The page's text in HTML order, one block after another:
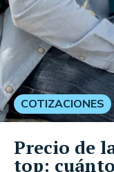
COTIZACIONES
Precio de
top: